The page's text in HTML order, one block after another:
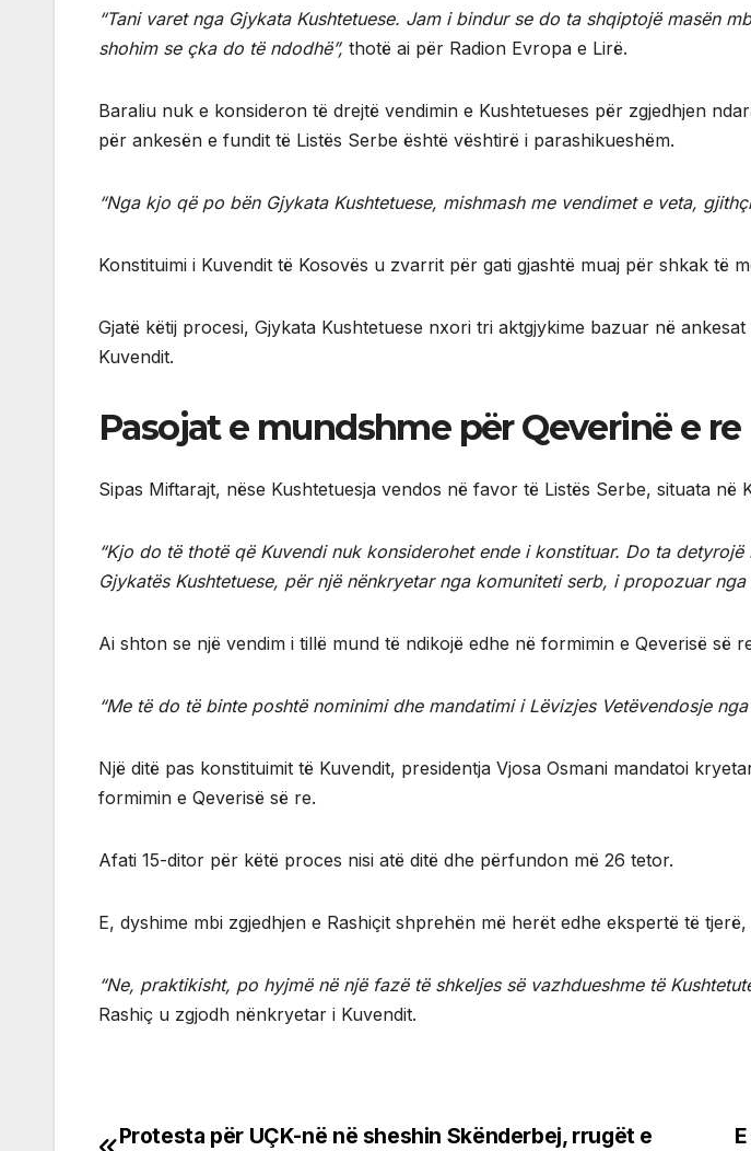
“Tani varet nga Gjykata Kushtetuese. Jam i bindur se do ta shqiptojë masën
shohim se çka do të ndodhë”, thotë ai për Radion Evropa e Lirë.
Baraliu nuk e konsideron të drejtë vendimin e Kushtetueses për zgjedhjen
për ankesën e fundit të Listës Serbe është vështirë i parashikueshëm.
“Nga kjo që po bën Gjykata Kushtetuese, mishmash me vendimet e veta,
Konstituimi i Kuvendit të Kosovës u zvarrit për gati gjashtë muaj për shkak të
Gjatë këtij procesi, Gjykata Kushtetuese nxori tri aktgjykime bazuar në
Kuvendit.
Pasojat e mundshme për Qeverinë e re
Sipas Miftarajt, nëse Kushtetuesja vendos në favor të Listës Serbe, situata
“Kjo do të thotë që Kuvendi nuk konsiderohet ende i konstituar. Do ta
Gjykatës Kushtetuese, për një nënkryetar nga komuniteti serb, i propozuar
Ai shton se një vendim i tillë mund të ndikojë edhe në formimin e Qeverisë së
“Me të do të binte poshtë nominimi dhe mandatimi i Lëvizjes Vetëvendosje
Një ditë pas konstituimit të Kuvendit, presidentja Vjosa Osmani mandatoi
formimin e Qeverisë së re.
Afati 15-ditor për këtë proces nisi atë ditë dhe përfundon më 26 tetor.
E, dyshime mbi zgjedhjen e Rashiçit shprehën më herët edhe ekspertë të
“Ne, praktikisht, po hyjmë në një fazë të shkeljes së vazhdueshme të
Rashiç u zgjodh nënkryetar i Kuvendit.
Protesta për UÇK-në në sheshin Skënderbej, rrugët e